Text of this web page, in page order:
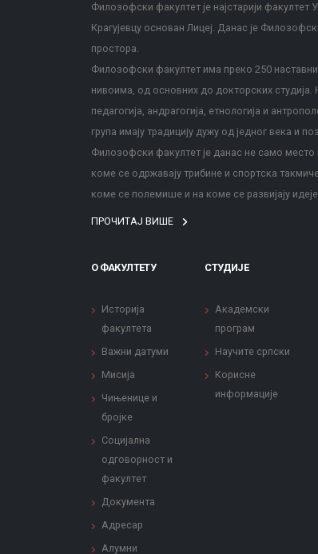
Филозофски факултет је најстарији
Крагујевцу основан Лицеј. Данас је
простора.
Филозофски факултет има преко 250
нивоима, од основних до докторских студија.
педагогија, андрагогија, етнологија и
група имају традицију дужу од једног века и
Филозофски факултет је данас не само место
коме се одржавају трибине и спортска
коме се полемише и на коме се развијају
ПРОЧИТАЈ ВИШЕ
О ФАКУЛТЕТУ
Историја
факултета
Важни датуми
Мисија
Чињенице и
бројке
Социјална
одговорност и
факултет
Документа
Адресар
Алумни
СТУДИЈЕ
Академски
програм
Научите српски
Корисне
информације